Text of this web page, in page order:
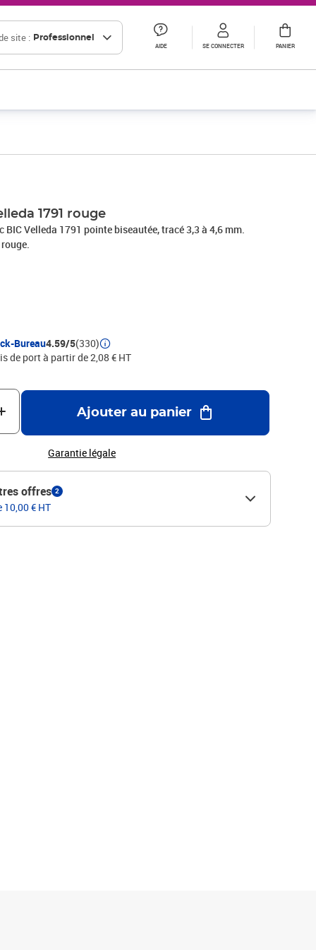
site : Professionnel
AIDE SE CONNECTER PANIER
1791 rouge
BIC Velleda 1791 pointe biseautée, tracé 3,3 à 4,6 mm.
Bureau4.59/5(330)
de port à partir de 2,08 € HT
Ajouter au panier
Garantie légale
offres 2
10,00 € HT